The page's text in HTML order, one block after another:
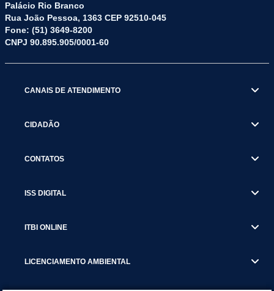
Palácio Rio Branco
Rua João Pessoa, 1363 CEP 92510-045
Fone: (51) 3649-8200
CNPJ 90.895.905/0001-60
CANAIS DE ATENDIMENTO
CIDADÃO
CONTATOS
ISS DIGITAL
ITBI ONLINE
LICENCIAMENTO AMBIENTAL